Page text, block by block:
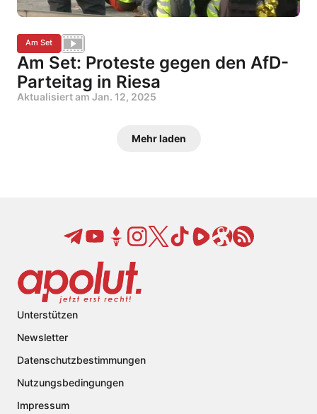
Am Set
Am Set: Proteste gegen den AfD-
Parteitag in Riesa
Aktualisiert am Jan. 12, 2025
Mehr laden
Unterstützen
Newsletter
Datenschutzbestimmungen
Nutzungsbedingungen
Impressum